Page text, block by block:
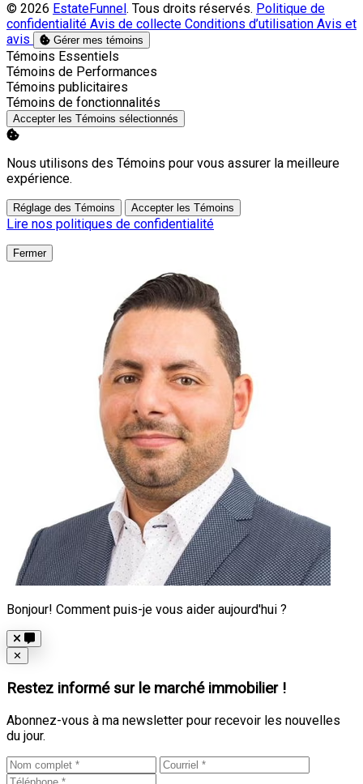
© 2026 EstateFunnel. Tous droits réservés. Politique de
confidentialité Avis de collecte Conditions d’utilisation Avis et
avis
Gérer mes témoins
Activer
Témoins Essentiels
Activer
Témoins de Performances
Activer
Témoins publicitaires
Activer
Témoins de fonctionnalités
Accepter les Témoins sélectionnés
Nous utilisons des Témoins pour vous assurer la meilleure
expérience.
Réglage des Témoins Accepter les Témoins
Lire nos politiques de confidentialité
Fermer
Bonjour! Comment puis-je vous aider aujourd'hui ?
Close
✕
Restez informé sur le marché immobilier !
Abonnez-vous à ma newsletter pour recevoir les nouvelles
du jour.